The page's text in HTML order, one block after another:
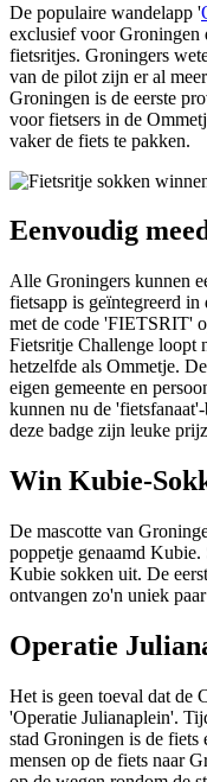
De populaire wandelapp '
exclusief voor Groningen
fietsritjes. Groningers
van de pilot zijn er al
Groningen is de eerste
voor fietsers in de
vaker de fiets te pakken.
Eenvoudig
Alle Groningers kunnen
fietsapp is geïntegreerd in
met de code 'FIETSRIT'
Fietsritje Challenge loopt
hetzelfde als Ommetje.
eigen gemeente en
kunnen nu de
deze badge zijn leuke
Win Kubie-
De mascotte van
poppetje genaamd
Kubie sokken uit. De
ontvangen zo'n uniek
Operatie
Het is geen toeval dat de
'Operatie Julianaplein'.
stad Groningen is de fiets
mensen op de fiets naar